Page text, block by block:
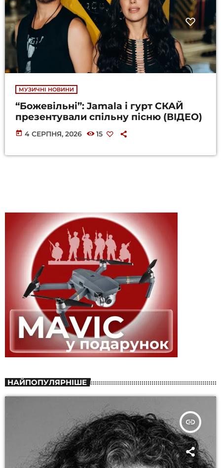
МУЗИЧНІ НОВИНИ
“Божевільні”: Jamala і гурт СКАЙ
презентували спільну пісню (ВІДЕО)
today 4 СЕРПНЯ, 2026 15
НАЙПОПУЛЯРНІШЕ
insert_link